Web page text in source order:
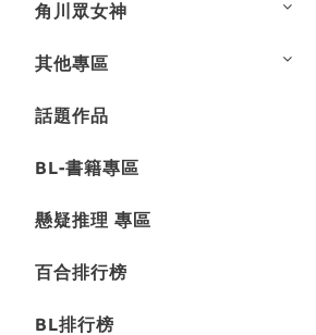
角川眾女神
其他專區
話題作品
BL-書籍專區
懸疑推理 專區
百合排行榜
BL排行榜